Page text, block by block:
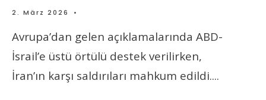
2. März 2026 •
Avrupa’dan gelen açıklamalarında ABD-
İsrail’e üstü örtülü destek verilirken,
İran’ın karşı saldırıları mahkum edildi....